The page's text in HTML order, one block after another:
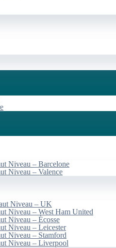
Niveau – Barcelone
Niveau – Valence
Niveau – UK
Niveau – West Ham United
Niveau – Écosse
Niveau – Leicester
Niveau – Stamford
Niveau – Liverpool